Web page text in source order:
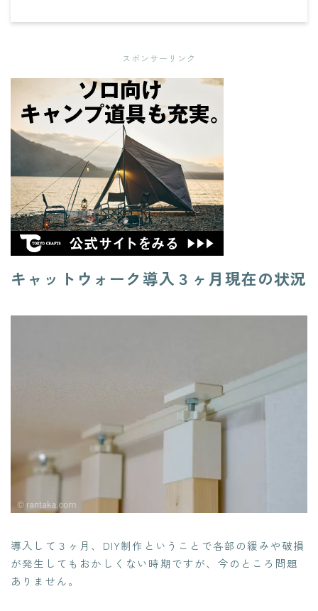
スポンサーリンク
キャットウォーク導入３ヶ月現在の状況
導入して３ヶ月、DIY制作ということで各部の緩みや破損
が発生してもおかしくない時期ですが、今のところ問題
ありません。